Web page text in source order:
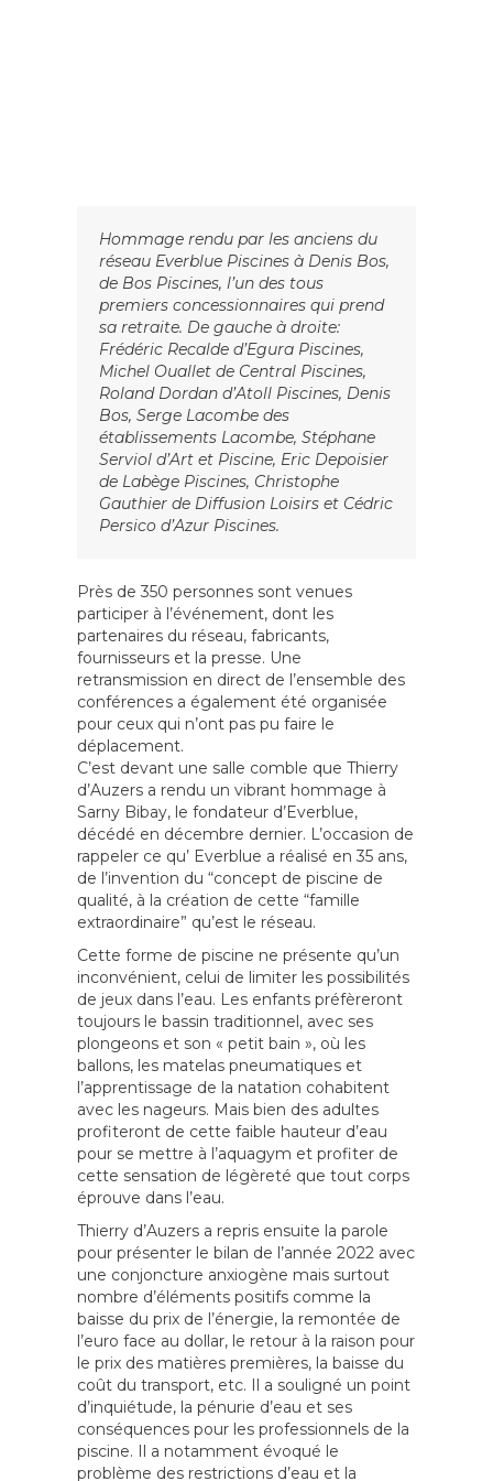
Hommage rendu par les anciens du
réseau Everblue Piscines à Denis Bos,
de Bos Piscines, l’un des tous
premiers concessionnaires qui prend
sa retraite. De gauche à droite:
Frédéric Recalde d’Egura Piscines,
Michel Ouallet de Central Piscines,
Roland Dordan d’Atoll Piscines, Denis
Bos, Serge Lacombe des
établissements Lacombe, Stéphane
Serviol d’Art et Piscine, Eric Depoisier
de Labège Piscines, Christophe
Gauthier de Diffusion Loisirs et Cédric
Persico d’Azur Piscines.
Près de 350 personnes sont venues
participer à l’événement, dont les
partenaires du réseau, fabricants,
fournisseurs et la presse. Une
retransmission en direct de l’ensemble des
conférences a également été organisée
pour ceux qui n’ont pas pu faire le
déplacement.
C’est devant une salle comble que Thierry
d’Auzers a rendu un vibrant hommage à
Sarny Bibay, le fondateur d’Everblue,
décédé en décembre dernier. L’occasion de
rappeler ce qu’ Everblue a réalisé en 35 ans,
de l’invention du “concept de piscine de
qualité, à la création de cette “famille
extraordinaire” qu’est le réseau.
Cette forme de piscine ne présente qu’un
inconvénient, celui de limiter les possibilités
de jeux dans l’eau. Les enfants préfèreront
toujours le bassin traditionnel, avec ses
plongeons et son « petit bain », où les
ballons, les matelas pneumatiques et
l’apprentissage de la natation cohabitent
avec les nageurs. Mais bien des adultes
profiteront de cette faible hauteur d’eau
pour se mettre à l’aquagym et profiter de
cette sensation de légèreté que tout corps
éprouve dans l’eau.
Thierry d’Auzers a repris ensuite la parole
pour présenter le bilan de l’année 2022 avec
une conjoncture anxiogène mais surtout
nombre d’éléments positifs comme la
baisse du prix de l’énergie, la remontée de
l’euro face au dollar, le retour à la raison pour
le prix des matières premières, la baisse du
coût du transport, etc. Il a souligné un point
d’inquiétude, la pénurie d’eau et ses
conséquences pour les professionnels de la
piscine. Il a notamment évoqué le
problème des restrictions d’eau et la